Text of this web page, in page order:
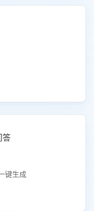
答
键生成